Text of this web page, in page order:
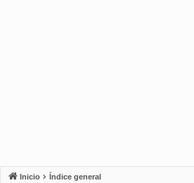
Inicio Índice general